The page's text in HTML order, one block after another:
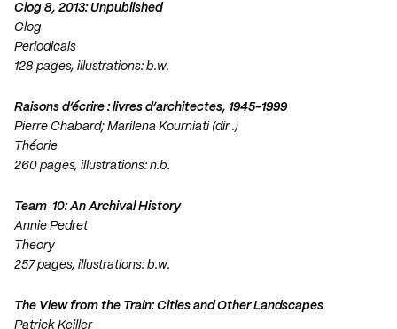
Clog 8, 2013: Unpublished
Clog
Periodicals
128 pages, illustrations: b.w.
Raisons d’écrire : livres d’architectes, 1945-1999
Pierre Chabard; Marilena Kourniati (dir .)
Théorie
260 pages, illustrations: n.b.
Team 10: An Archival History
Annie Pedret
Theory
257 pages, illustrations: b.w.
The View from the Train: Cities and Other Landscapes
Patrick Keiller